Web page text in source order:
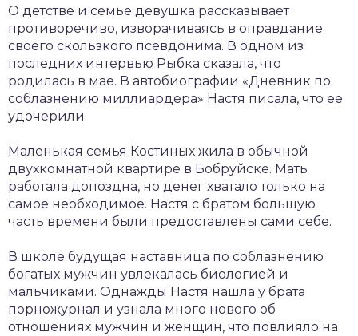
О детстве и семье девушка рассказывает
противоречиво, изворачиваясь в оправдание
своего скользкого псевдонима. В одном из
последних интервью Рыбка сказала, что
родилась в мае. В автобиографии «Дневник по
соблазнению миллиардера» Настя писала, что ее
удочерили.
Маленькая семья Костиных жила в обычной
двухкомнатной квартире в Бобруйске. Мать
работала допоздна, но денег хватало только на
самое необходимое. Настя с братом большую
часть времени были предоставлены сами себе.
В школе будущая наставница по соблазнению
богатых мужчин увлекалась биологией и
мальчиками. Однажды Настя нашла у брата
порножурнал и узнала много нового об
отношениях мужчин и женщин, что повлияло на